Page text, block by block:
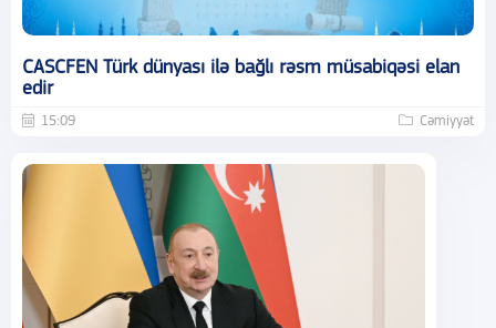
CASCFEN Türk dünyası ilə bağlı rəsm müsabiqəsi elan
edir
15:09 Cəmiyyət